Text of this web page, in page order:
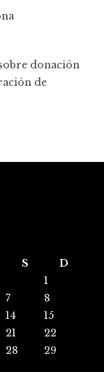
donación
de
S
D
1
7
8
14
15
21
22
28
29